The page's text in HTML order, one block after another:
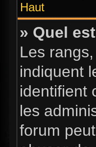
Haut
» Quel
Les
indiquent
identifient
les
forum